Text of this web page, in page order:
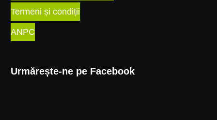
Termeni și condiții
ANPC
Urmărește-ne pe Facebook